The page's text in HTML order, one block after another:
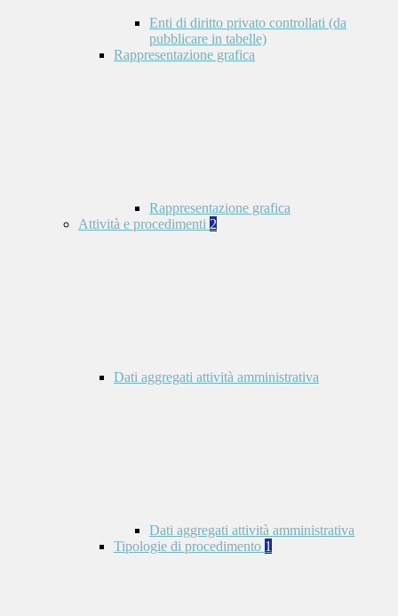
Enti di diritto privato controllati (da
pubblicare in tabelle)
Rappresentazione grafica
Rappresentazione grafica
Attività e procedimenti 2
Dati aggregati attività amministrativa
Dati aggregati attività amministrativa
Tipologie di procedimento 1